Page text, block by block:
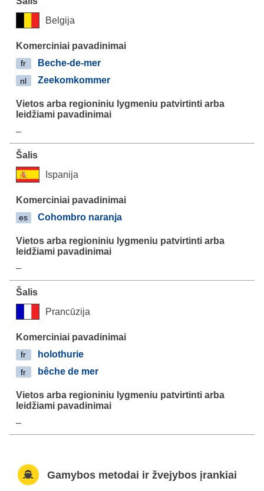
Belgija
fr Beche-de-mer
nl Zeekomkommer
–
Ispanija
es Cohombro naranja
–
Prancūzija
fr holothurie
fr bêche de mer
–
Gamybos metodai ir žvejybos įrankiai